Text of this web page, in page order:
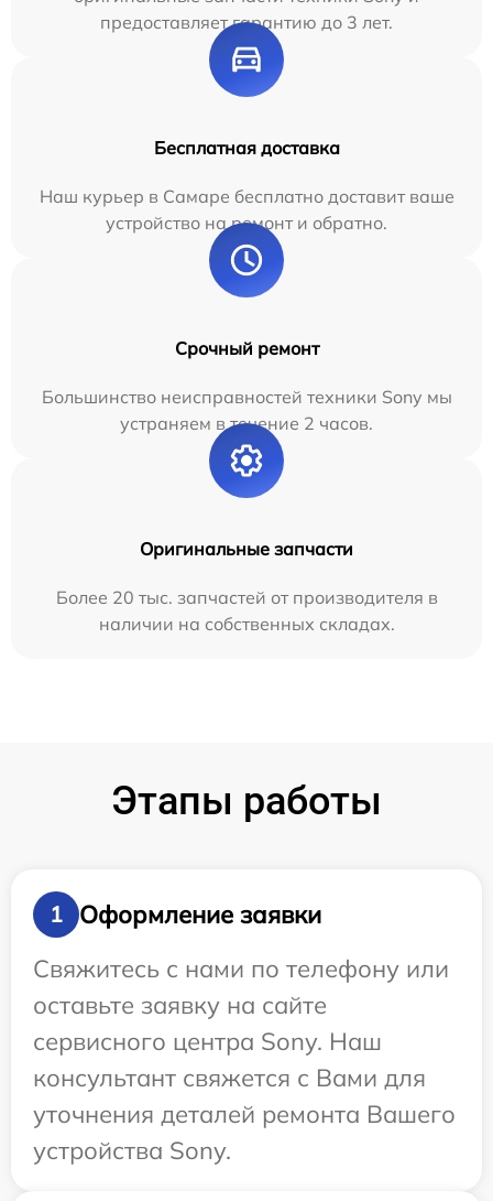
предоставляет гарантию до 3 лет.
Бесплатная доставка
Наш курьер в Самаре бесплатно доставит ваше
устройство на ремонт и обратно.
Срочный ремонт
Большинство неисправностей техники Sony мы
устраняем в течение 2 часов.
Оригинальные запчасти
Более 20 тыс. запчастей от производителя в
наличии на собственных складах.
Этапы работы
1
Оформление заявки
Свяжитесь с нами по телефону или
оставьте заявку на сайте
сервисного центра Sony. Наш
консультант свяжется с Вами для
уточнения деталей ремонта Вашего
устройства Sony.